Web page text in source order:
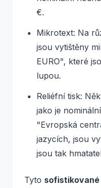
€.
Mikrotext: Na
jsou vytištěny
EURO", které
lupou.
Reliéfní tisk:
jako je
"Evropská
jazycích, jsou
jsou tak
Tyto